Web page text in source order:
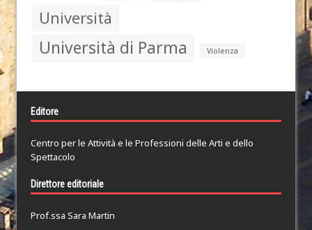
Università
Università di Parma Violenza
Editore
Centro per le Attività e le Professioni delle Arti e dello
Spettacolo
Direttore editoriale
Prof.ssa Sara Martin